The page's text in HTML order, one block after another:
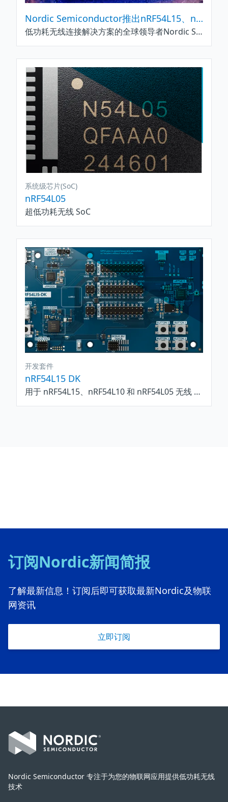
Nordic Semiconductor推出nRF54L15、nRF54L10 和 nRF54L05 下一代无线 SoC
低功耗无线连接解决方案的全球领导者Nordic Semiconductor今天推出nRF54L系列无线SoC产品，包括先前发布的nRF54L15™以及新的nRF54L10™和nRF54L05™
系统级芯片(SoC)
nRF54L05
超低功耗无线 SoC
开发套件
nRF54L15 DK
用于 nRF54L15、nRF54L10 和 nRF54L05 无线 SoC 的开发套件
订阅Nordic新闻简报
了解最新信息！订阅后即可获取最新Nordic及物联
网资讯
立即订阅
Nordic Semiconductor 专注于为您的物联网应用提供低功耗无线
技术